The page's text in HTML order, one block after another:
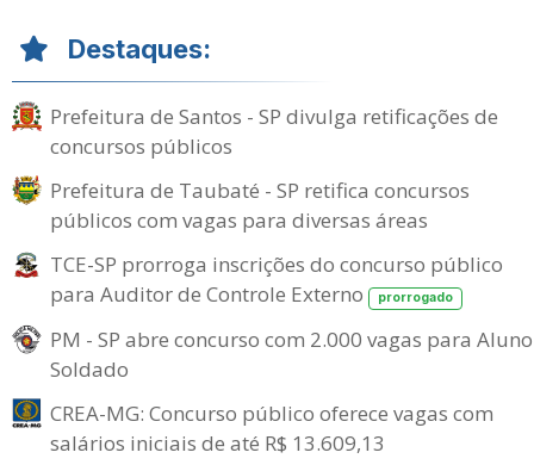
Destaques:
Prefeitura de Santos - SP divulga retificações de
concursos públicos
Prefeitura de Taubaté - SP retifica concursos
públicos com vagas para diversas áreas
TCE-SP prorroga inscrições do concurso público
para Auditor de Controle Externo
prorrogado
PM - SP abre concurso com 2.000 vagas para
Soldado
CREA-MG: Concurso público oferece vagas com
salários iniciais de até R$ 13.609,13